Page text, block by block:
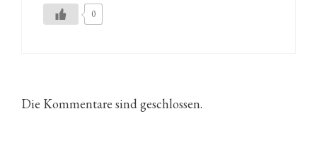
0
Die Kommentare sind geschlossen.